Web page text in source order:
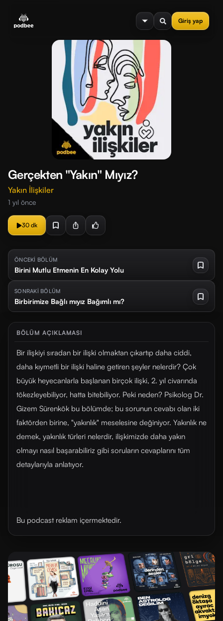
Giriş yap
menu
Gerçekten "Yakın" Mıyız?
Yakın İlişkiler
1 yıl önce
30 dk
ÖNCEKİ BÖLÜM
Birini Mutlu Etmenin En Kolay Yolu
SONRAKİ BÖLÜM
Birbirimize Bağlı mıyız Bağımlı mı?
BÖLÜM AÇIKLAMASI
Bir ilişkiyi sıradan bir ilişki olmaktan çıkartıp daha ciddi,
daha kıymetli bir ilişki haline getiren şeyler nelerdir? Çok
büyük heyecanlarla başlanan birçok ilişki, 2. yıl civarında
tökezleyebiliyor, hatta bitebiliyor. Peki neden? Psikolog Dr.
Gizem Sürenkök bu bölümde; bu sorunun cevabı olan iki
faktörden birine, "yakınlık" meselesine değiniyor. Yakınlık ne
demek, yakınlık türleri nelerdir, ilişkimizde daha yakın
olmayı nasıl başarabiliriz gibi soruların cevaplarını tüm
detaylarıyla anlatıyor.
Bu podcast reklam içermektedir.